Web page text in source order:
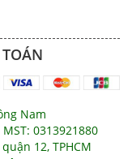
Nam
0313921880
12, TPHCM